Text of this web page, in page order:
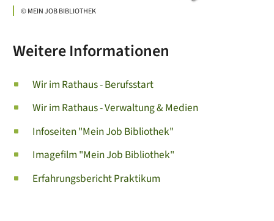
© MEIN JOB BIBLIOTHEK
Weitere Informationen
Wir im Rathaus - Berufsstart
Wir im Rathaus - Verwaltung & Medien
Infoseiten "Mein Job Bibliothek"
Imagefilm "Mein Job Bibliothek"
Erfahrungsbericht Praktikum